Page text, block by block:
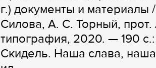
г.) документы и материалы
Силова, А. С. Торный,
типография, 2020. — 190
Скидель. Наша слава,